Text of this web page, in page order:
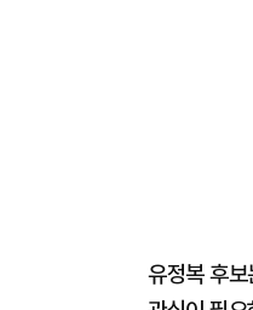
유정복 후